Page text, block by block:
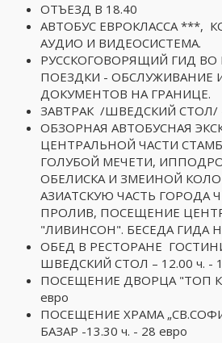
ОТЪЕЗД В 18.40
АВТОБУС ЕВРОКЛАССА ***,
АУДИО И ВИДЕОСИСТЕМА.
РУССКОГОВОРЯЩИЙ ГИД ВО
ПОЕЗДКИ - ОБСЛУЖИВАНИЕ
ДОКУМЕНТОВ НА ГРАНИЦЕ.
ЗАВТРАК /ШВЕДСКИЙ СТОЛ/ –
ОБЗОРНАЯ АВТОБУСНАЯ
ЦЕНТРАЛЬНОЙ ЧАСТИ
ГОЛУБОЙ МЕЧЕТИ,
ОБЕЛИСКА И ЗМЕИНОЙ
АЗИАТСКУЮ ЧАСТЬ ГОРОДА
ПРОЛИВ, ПОСЕЩЕНИЕ
"ЛИВИНСОН". БЕСЕДА ГИДА
ОБЕД В РЕСТОРАНЕ
ШВЕДСКИЙ СТОЛ – 12.00 ч. -
ПОСЕЩЕНИЕ ДВОРЦА "ТОП
евро
ПОСЕЩЕНИЕ ХРАМА
БАЗАР -13.30 ч. - 28 евро